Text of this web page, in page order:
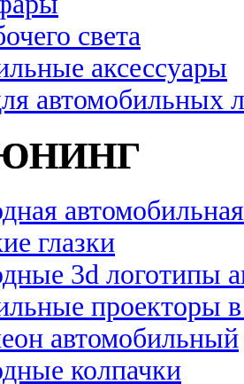
света
аксессуары
автомобильных
глазки
3d логотипы
проекторы
автомобильный
колпачки